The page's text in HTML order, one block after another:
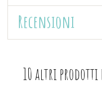
Recensioni
10 altri prodotti